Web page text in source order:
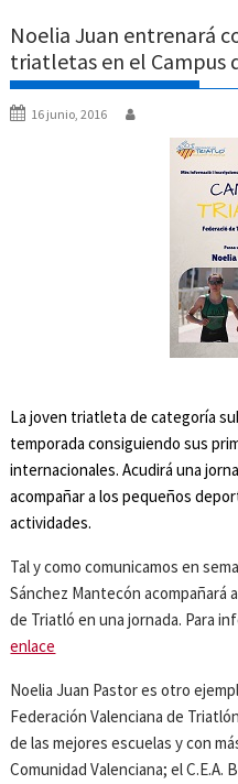
Noelia Juan entrenará
triatletas en el Campus
16 junio, 2016
La joven triatleta de categoría
temporada consiguiendo sus
internacionales. Acudirá una
acompañar a los pequeños
actividades.
Tal y como comunicamos en
Sánchez Mantecón acompañará
de Triatló en una jornada. Para
enlace
Noelia Juan Pastor es otro
Federación Valenciana de
de las mejores escuelas y con
Comunidad Valenciana; el